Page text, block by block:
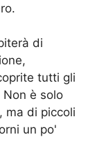
di
tutti gli
è solo
ma di piccoli
un po'